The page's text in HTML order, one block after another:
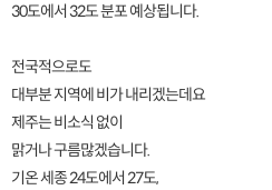
30도에서 32도 분포 예상됩니다.
전국적으로도
대부분 지역에 비가 내리겠는데요
제주는 비소식 없이
맑거나 구름많겠습니다.
기온 세종 24도에서 27도,